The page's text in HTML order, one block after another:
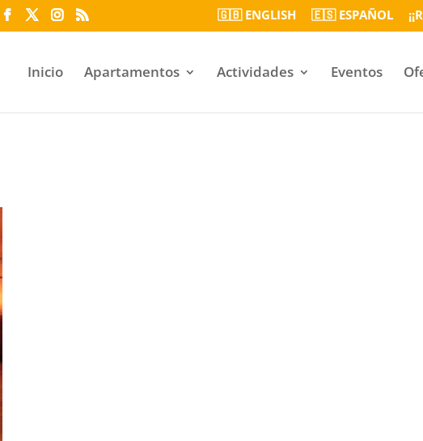
🇬🇧 ENGLISH 🇪🇸 ESPAÑOL
Inicio Apartamentos Actividades Eventos